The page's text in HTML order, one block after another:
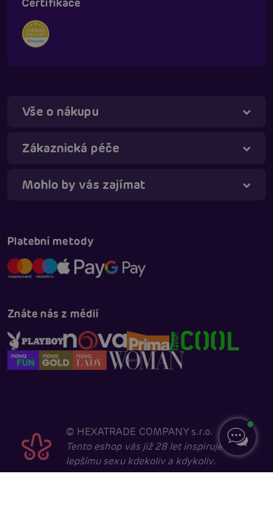
Vše o nákupu
Zákaznická péče
Mohlo by vás zajímat
Platební metody
Znáte nás z médií
© HEXATRADE COMPANY s.r.o.
Tento eshop vás již 28 let inspiruje k
lepšímu sexu kdekoliv a kdykoliv.
Táňa - virtuální asistentka